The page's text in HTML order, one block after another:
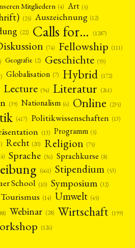
Mitgliedern (4) Art (5)
(25) Auszeichnung (12)
(22) Calls for… (1287)
(74) Fellowship (111)
Geografie (2) Geschichte (93)
Globalisation (7) Hybrid (172)
Lecture (94) Literatur (261)
(39) Nationalism (6) Online (235)
(417) Politikwissenschaften (13)
(13) Programm (5)
Recht (20) Religion (75)
Sprache (36) Sprachkurse (8)
(661) Stipendium (53)
School (10) Symposium (32)
Tourismus (14) Umwelt (45)
Webinar (28) Wirtschaft (199)
(126)